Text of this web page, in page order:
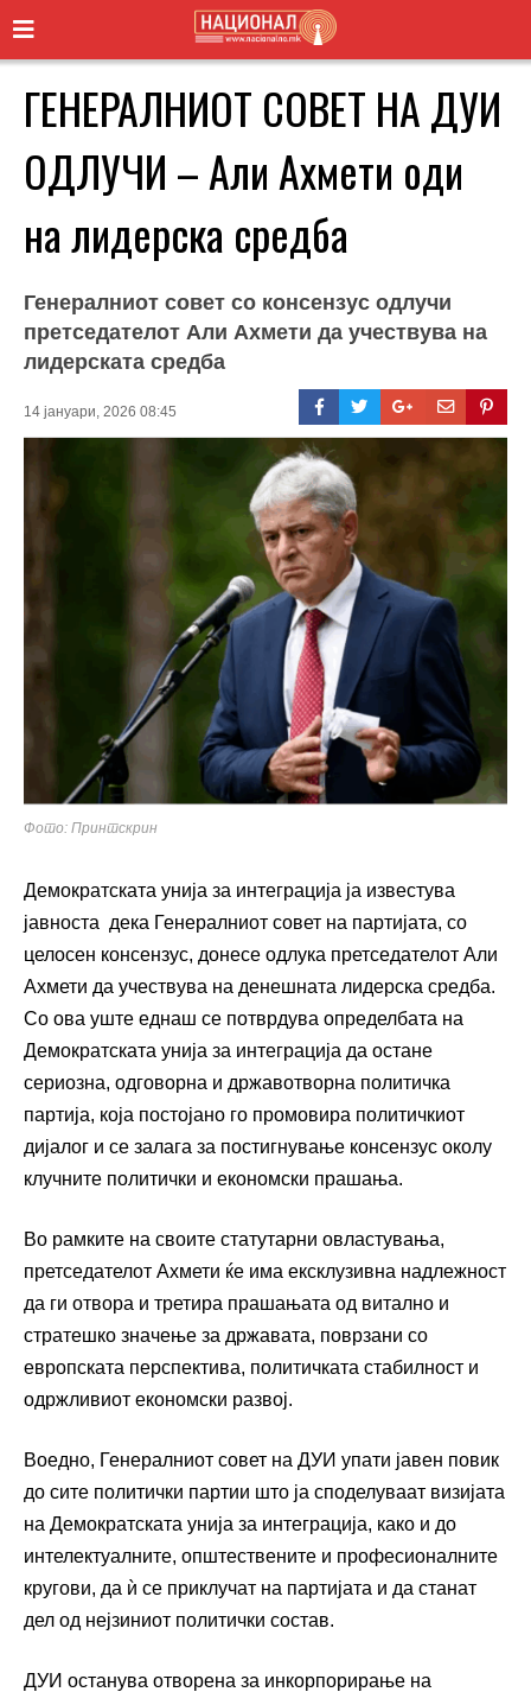
ГЕНЕРАЛНИОТ СОВЕТ НА ДУИ
ОДЛУЧИ – Али Ахмети оди
на лидерска средба
Генералниот совет со консензус одлучи
претседателот Али Ахмети да учествува на
лидерската средба
14 јануари, 2026 08:45
Фото: Принтскрин
Демократската унија за интеграција ја известува
јавноста дека Генералниот совет на партијата, со
целосен консензус, донесе одлука претседателот Али
Ахмети да учествува на денешната лидерска средба.
Со ова уште еднаш се потврдува определбата на
Демократската унија за интеграција да остане
сериозна, одговорна и државотворна политичка
партија, која постојано го промовира политичкиот
дијалог и се залага за постигнување консензус околу
клучните политички и економски прашања.
Во рамките на своите статутарни овластувања,
претседателот Ахмети ќе има ексклузивна надлежност
да ги отвора и третира прашањата од витално и
стратешко значење за државата, поврзани со
европската перспектива, политичката стабилност и
одржливиот економски развој.
Воедно, Генералниот совет на ДУИ упати јавен повик
до сите политички партии што ја споделуваат визијата
на Демократската унија за интеграција, како и до
интелектуалните, општествените и професионалните
кругови, да ѝ се приклучат на партијата и да станат
дел од нејзиниот политички состав.
ДУИ останува отворена за инкорпорирање на